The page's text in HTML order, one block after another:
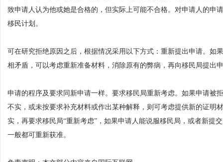
致申请人认为他或她是合格的，但实际上可能不合格。对申请人的申
移民计划。
可在研究拒绝原因之后，根据情况采用以下方式：重新提出申请。如
相矛盾，可以考虑重新准备材料，消除原有的弊病，再向移民局提出
申请的程序及要求同新申请一样。要求移民局重新考虑。如果申请被
不实，或未按要求补充材料或作出某种解释，则可考虑提供新的证明
实，再要求移民局“重新考虑”，如果申请人能说服移民局，或者新提
一般都可重新获准。